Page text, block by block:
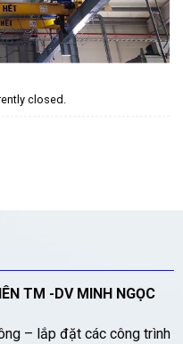
closed.
TM -DV MINH NGỌC
– lắp đặt các công trình